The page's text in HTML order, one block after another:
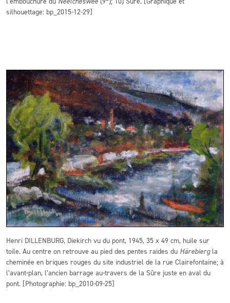
silhouettage: bp_2015-12-29]
Henri DILLENBURG, Diekirch vu du pont, 1945, 35 x 49 cm, huile sur
toile. Au centre on retrouve au pied des pentes raides du Härebiergla
cheminée en briques rouges du site industriel de la rue Clairefontaine; à
l’avant-plan, l’ancien barrage au-travers de la Sûre juste en aval du
pont. [Photographie: bp_2010-09-25]